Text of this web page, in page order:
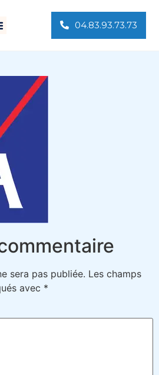
04.83.93.73.73
sera pas publiée. Les champs
avec *